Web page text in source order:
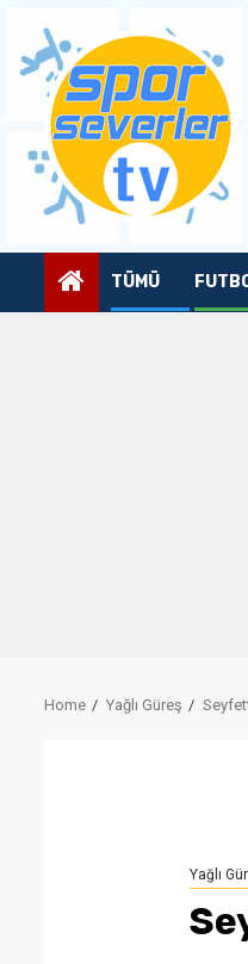
content
TÜMÜ
Home Yağlı Güreş
Yağlı